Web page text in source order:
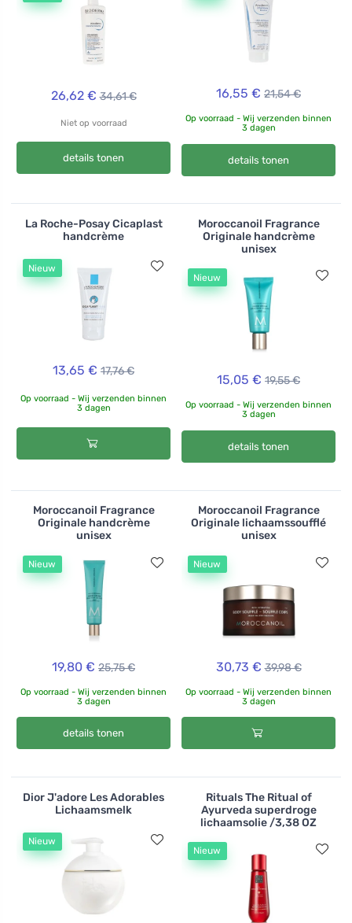
26,62 € 34,61 €
Niet op voorraad
details tonen
16,55 € 21,54 €
Op voorraad - Wij verzenden binnen
3 dagen
details tonen
La Roche-Posay Cicaplast
handcrème
Nieuw
13,65 € 17,76 €
Op voorraad - Wij verzenden binnen
3 dagen
Moroccanoil Fragrance
Originale handcrème
unisex
Nieuw
15,05 € 19,55 €
Op voorraad - Wij verzenden binnen
3 dagen
details tonen
Moroccanoil Fragrance
Originale handcrème
unisex
Nieuw
19,80 € 25,75 €
Op voorraad - Wij verzenden binnen
3 dagen
details tonen
Moroccanoil Fragrance
Originale lichaamssoufflé
unisex
Nieuw
30,73 € 39,98 €
Op voorraad - Wij verzenden binnen
3 dagen
Dior J'adore Les Adorables
Lichaamsmelk
Nieuw
Rituals The Ritual of
Ayurveda superdroge
lichaamsolie /3,38 OZ
Nieuw